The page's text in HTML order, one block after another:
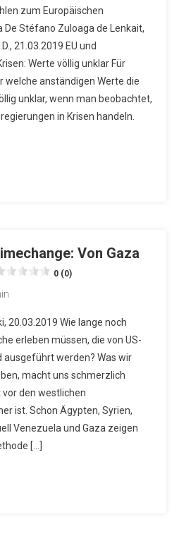
zum Europäischen
De Stéfano Zuloaga de Lenkait,
21.03.2019 EU und
Werte völlig unklar Für
welche anständigen Werte die
unklar, wenn man beobachtet,
in Krisen handeln.
Von Gaza
0 (0)
20.03.2019 Wie lange noch
erleben müssen, die von US-
ausgeführt werden? Was wir
macht uns schmerzlich
den westlichen
ist. Schon Ägypten, Syrien,
Venezuela und Gaza zeigen
[…]